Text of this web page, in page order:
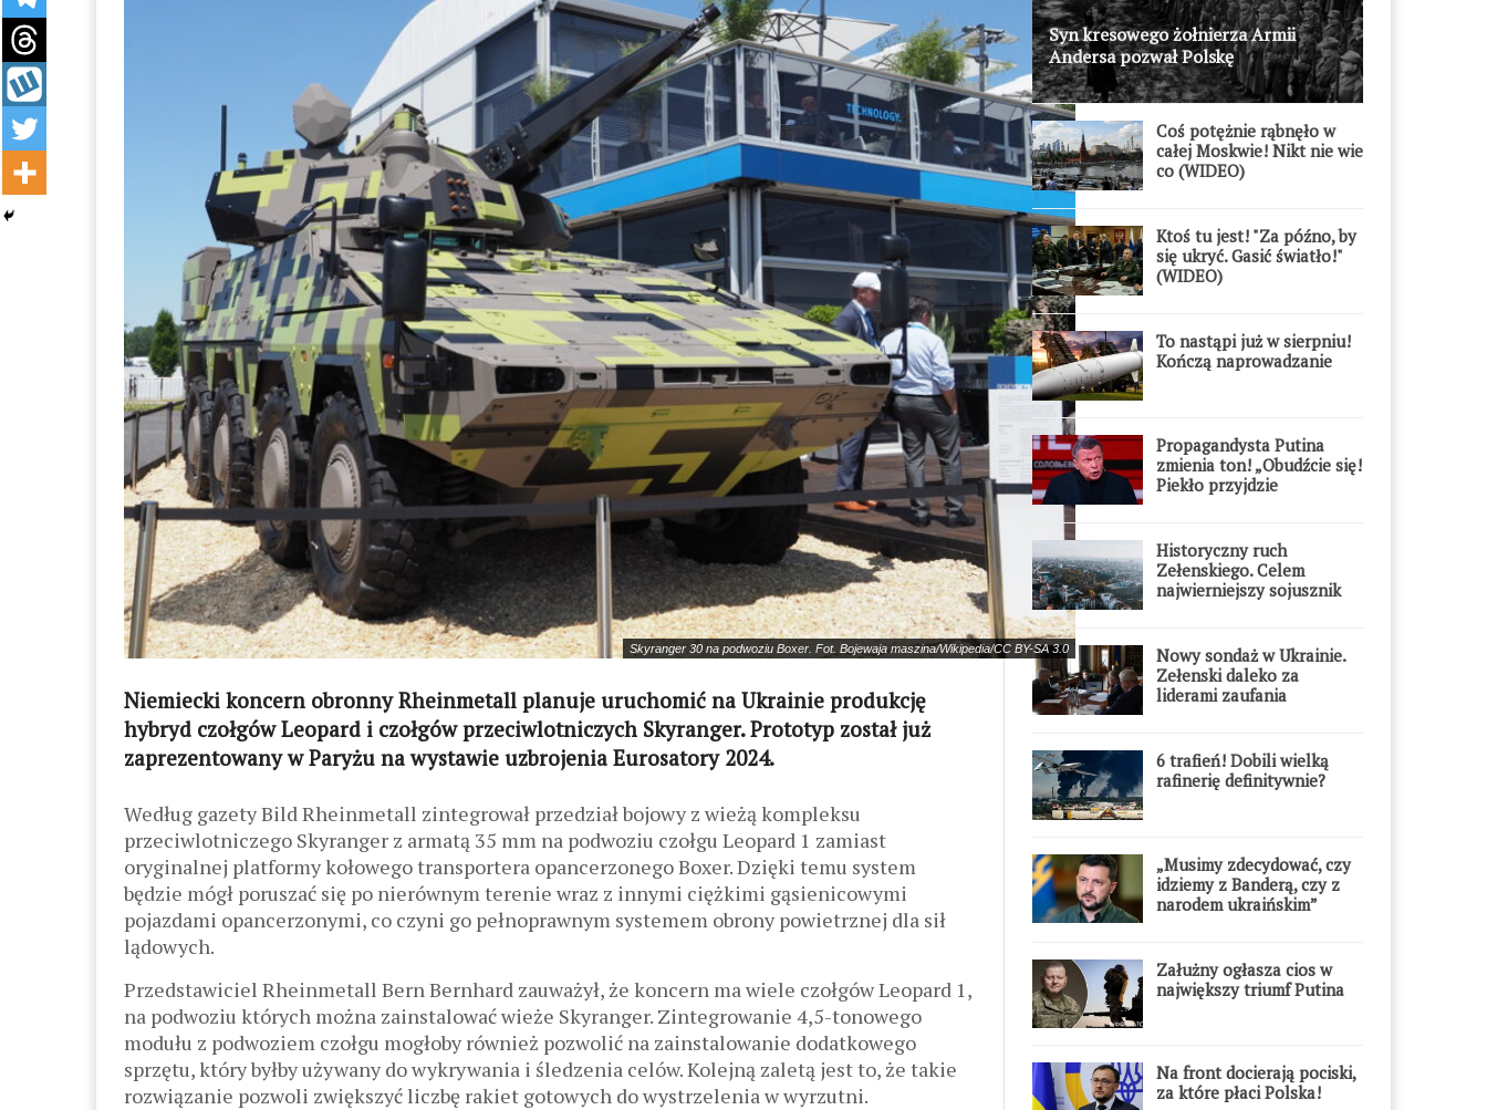
Skyranger 30 na podwoziu Boxer. Fot. Bojewaja maszina/Wikipedia/CC BY-SA 3.0
Niemiecki koncern obronny Rheinmetall planuje uruchomić na Ukrainie produkcję
hybryd czołgów Leopard i czołgów przeciwlotniczych Skyranger. Prototyp został już
zaprezentowany w Paryżu na wystawie uzbrojenia Eurosatory 2024.
Według gazety Bild Rheinmetall zintegrował przedział bojowy z wieżą kompleksu
przeciwlotniczego Skyranger z armatą 35 mm na podwoziu czołgu Leopard 1 zamiast
oryginalnej platformy kołowego transportera opancerzonego Boxer. Dzięki temu system
będzie mógł poruszać się po nierównym terenie wraz z innymi ciężkimi gąsienicowymi
pojazdami opancerzonymi, co czyni go pełnoprawnym systemem obrony powietrznej dla sił
lądowych.
Przedstawiciel Rheinmetall Bern Bernhard zauważył, że koncern ma wiele czołgów Leopard 1,
na podwoziu których można zainstalować wieże Skyranger. Zintegrowanie 4,5-tonowego
modułu z podwoziem czołgu mogłoby również pozwolić na zainstalowanie dodatkowego
sprzętu, który byłby używany do wykrywania i śledzenia celów. Kolejną zaletą jest to, że takie
rozwiązanie pozwoli zwiększyć liczbę rakiet gotowych do wystrzelenia w wyrzutni.
Syn kresowego żołnierza Armii
Andersa pozwał Polskę
Coś potężnie rąbnęło w
całej Moskwie! Nikt nie wie
co (WIDEO)
Ktoś tu jest! "Za późno, by
się ukryć. Gasić światło!"
(WIDEO)
To nastąpi już w sierpniu!
Kończą naprowadzanie
Propagandysta Putina
zmienia ton! „Obudźcie się!
Piekło przyjdzie
Historyczny ruch
Zełenskiego. Celem
najwierniejszy sojusznik
Nowy sondaż w Ukrainie.
Zełenski daleko za
liderami zaufania
6 trafień! Dobili wielką
rafinerię definitywnie?
„Musimy zdecydować, czy
idziemy z Banderą, czy z
narodem ukraińskim”
Załużny ogłasza cios w
największy triumf Putina
Na front docierają pociski,
za które płaci Polska!